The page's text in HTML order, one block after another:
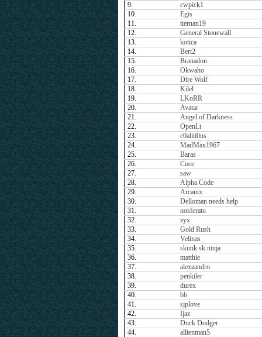
9.
cwpick1
10.
Egis
11.
tiernan19
12.
General Stonewall
13.
kotica
14.
Bert2
15.
Branadon
16.
Okwaho
17.
Dire Wolf
18.
Kilel
19.
LKoRR
20.
Avatar
21.
Angel of Darkness
22.
OpenLt
23.
c0aliti0ns
24.
MadMax1967
25.
Baras
26.
Coce
27.
saw
28.
Alpha Code
29.
Arcanix
30.
Delloman needs help
31.
nosferatu
32.
zyx
33.
Gold Rush
34.
Velinas
35.
skunk sk ninja
36.
matthie
37.
alexzandro
38.
penkiler
39.
durex
40.
bb
41.
sjplove
42.
Ijaz
43.
Duck Dodger
44.
allienman5